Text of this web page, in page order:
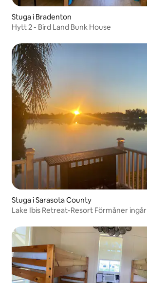
Stuga i Bradenton
Hytt 2 - Bird Land Bunk House
Stuga i Sarasota County
Lake Ibis Retreat-Resort Förmåner ingår